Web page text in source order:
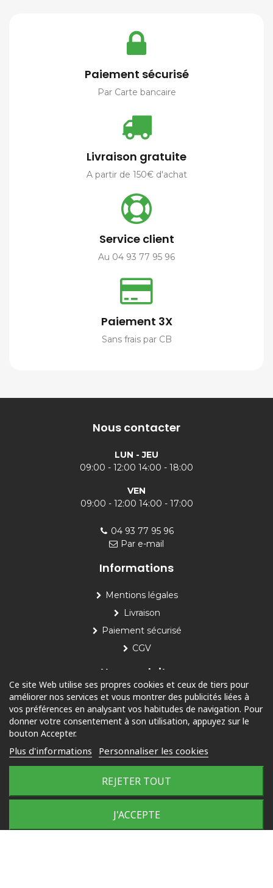
Paiement sécurisé
Par Carte bancaire
Livraison gratuite
A partir de 150€ d'achat
Service client
Au 04 93 77 95 96
Paiement 3X
Sans frais par CB
Nous contacter
LUN - JEU
09:00 - 12:00 14:00 - 18:00
VEN
09:00 - 12:00 14:00 - 17:00
04 93 77 95 96
Par e-mail
Informations
Mentions légales
Livraison
Paiement sécurisé
CGV
Nos produits
Piscine
Jardin
Outdoor
© 2025 Tous droits réservés
Plan du site
Ce site Web utilise ses propres cookies et ceux de tiers pour
améliorer nos services et vous montrer des publicités liées à
vos préférences en analysant vos habitudes de navigation. Pour
donner votre consentement à son utilisation, appuyez sur le
bouton Accepter.
Plus d'informations Personnaliser les cookies
REJETER TOUT
J'ACCEPTE